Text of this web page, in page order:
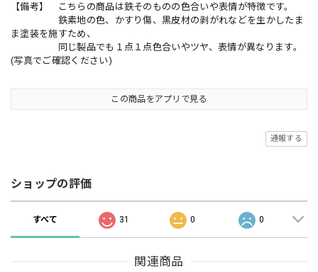
【備考】 こちらの商品は鉄そのものの色合いや表情が特徴です。
鉄素地の色、かすり傷、黒皮材の剥がれなどを生かしたま
ま塗装を施すため、
同じ製品でも１点１点色合いやツヤ、表情が異なります。
(写真でご確認ください)
この商品をアプリで見る
通報する
ショップの評価
すべて 31 0 0
関連商品